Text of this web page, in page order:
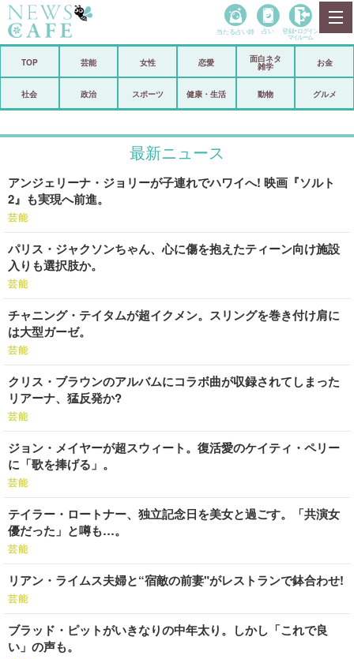
政治
スポーツ
恋愛 ビックリ
リリース ショップ
登録・ログイン/マイルーム
当たる占い師 占い 登録• ログイン
マイルーム
TOP 芸能 女性 恋愛
面白ネタ
雑学
お金
社会 政治 スポーツ 健康・生活 動物 グルメ
最新ニュース
アンジェリーナ・ジョリーが子連れでハワイへ! 映画『ソルト
2』も実現へ前進。
芸能
パリス・ジャクソンちゃん、心に傷を抱えたティーン向け施設
入りも選択肢か。
芸能
チャニング・テイタムが超イクメン。スリングを巻き付け肩に
は大型ガーゼ。
芸能
クリス・ブラウンのアルバムにコラボ曲が収録されてしまった
リアーナ、猛反発か?
芸能
ジョン・メイヤーが超スウィート。復活愛のケイティ・ペリー
に「歌を捧げる」。
芸能
テイラー・ロートナー、独立記念日を美女と過ごす。「共演女
優だった」と噂も…。
芸能
リアン・ライムス夫婦と“宿敵の前妻"がレストランで鉢合わせ!
芸能
ブラッド・ピットがいきなりの中年太り。しかし「これで良
い」の声も。